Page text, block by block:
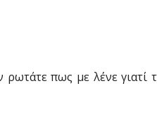
ρωτάτε πως με λένε